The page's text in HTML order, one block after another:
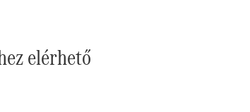
elérhető